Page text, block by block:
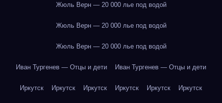
Жюль Верн — 20 000 лье под водой
Жюль Верн — 20 000 лье под водой
Жюль Верн — 20 000 лье под водой
Иван Тургенев — Отцы и дети Иван Тургенев — Отцы и дети
Иркутск Иркутск Иркутск Иркутск Иркутск Иркутск